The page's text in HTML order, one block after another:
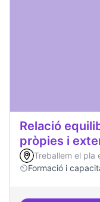
Relació
pròpies i
Treballem el pla
Formació i